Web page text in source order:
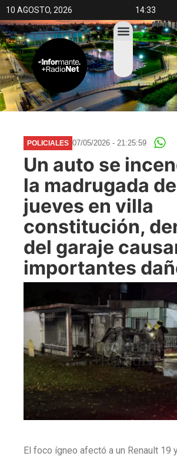
10 AGOSTO, 2026 14:33
POLICIALES 07/05/2026 - 21:25:59
Un auto se
la madrugada
jueves en villa
constitución,
del garaje
importantes
El foco ígneo afectó a un Renault 19